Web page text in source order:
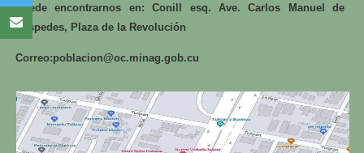
Puede encontrarnos en: Conill esq. Ave. Carlos Manuel de
Céspedes, Plaza de la Revolución
Correo:poblacion@oc.minag.gob.cu